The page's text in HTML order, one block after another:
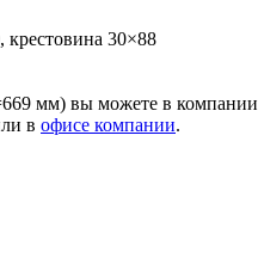
30×88
мм) вы можете в компании
в офисе компании.